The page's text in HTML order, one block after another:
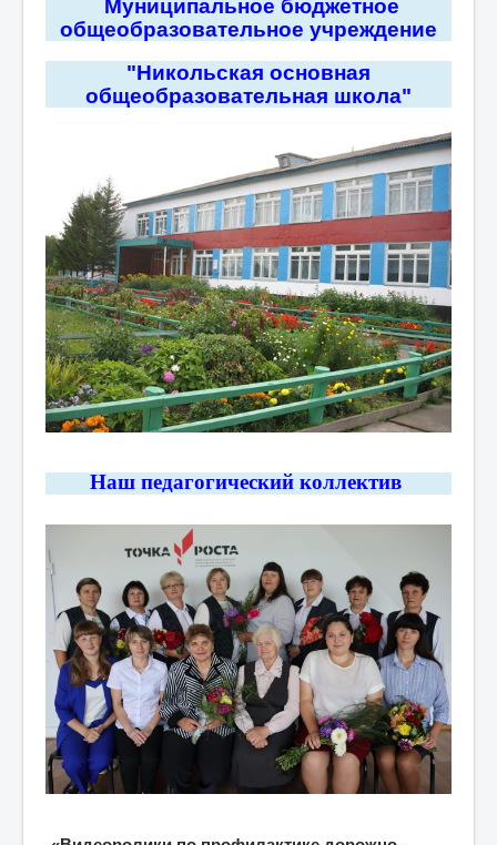
Муниципальное бюджетное
общеобразовательное учреждение
"Никольская основная
общеобразовательная школа"
Наш педагогический коллектив